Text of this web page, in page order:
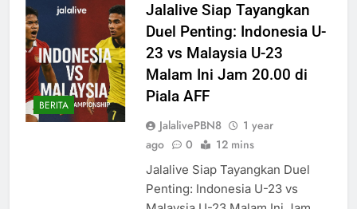
BERITA
Jalalive Siap Tayangkan
Duel Penting: Indonesia U-
23 vs Malaysia U-23
Malam Ini Jam 20.00 di
Piala AFF
JalalivePBN8
1 year
ago
0 12 mins
Jalalive Siap Tayangkan Duel
Penting: Indonesia U-23 vs